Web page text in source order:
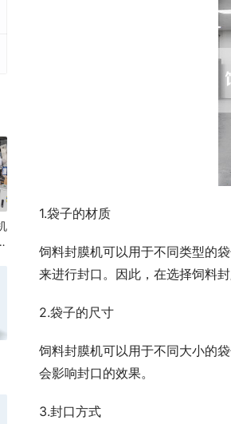
1.袋子的材质
饲料封膜机可以用于不同类型的
来进行封口。因此，在选择饲料
2.袋子的尺寸
饲料封膜机可以用于不同大小的
会影响封口的效果。
3.封口方式